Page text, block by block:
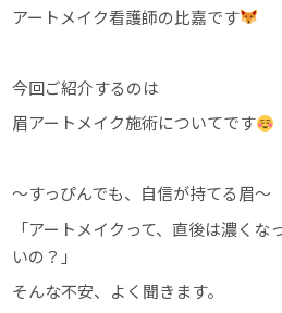
アートメイク看護師の比嘉です
今回ご紹介するのは
眉アートメイク施術についてです
〜すっぴんでも、自信が持てる眉〜
「アートメイクって、直後は濃く
いの？」
そんな不安、よく聞きます。